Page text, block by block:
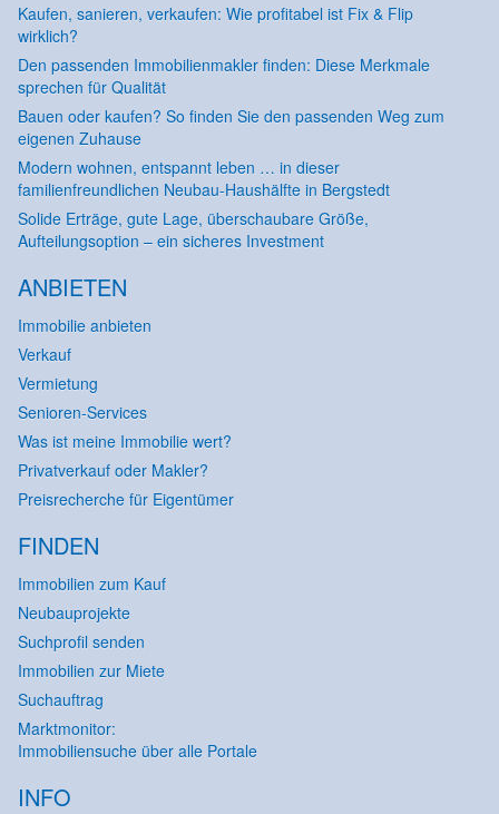
Kaufen, sanieren, verkaufen: Wie profitabel ist Fix & Flip
wirklich?
Den passenden Immobilienmakler finden: Diese Merkmale
sprechen für Qualität
Bauen oder kaufen? So finden Sie den passenden Weg zum
eigenen Zuhause
Modern wohnen, entspannt leben … in dieser
familienfreundlichen Neubau-Haushälfte in Bergstedt
Solide Erträge, gute Lage, überschaubare Größe,
Aufteilungsoption – ein sicheres Investment
ANBIETEN
Immobilie anbieten
Verkauf
Vermietung
Senioren-Services
Was ist meine Immobilie wert?
Privatverkauf oder Makler?
Preisrecherche für Eigentümer
FINDEN
Immobilien zum Kauf
Neubauprojekte
Suchprofil senden
Immobilien zur Miete
Suchauftrag
Marktmonitor:
Immobiliensuche über alle Portale
INFO